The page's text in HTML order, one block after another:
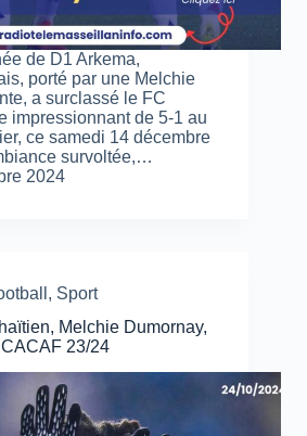
de D1 Arkema,
porté par une Melchie
a surclassé le FC
impressionnant de 5-1 au
ce samedi 14 décembre
survoltée,…
2024
, Sport
Melchie Dumornay,
23/24